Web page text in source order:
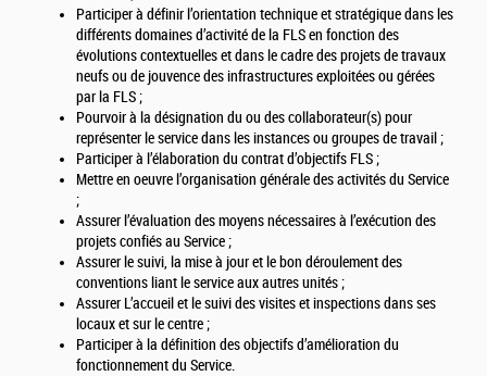
Participer à définir l’orientation technique et stratégique dans les
différents domaines d’activité de la FLS en fonction des
évolutions contextuelles et dans le cadre des projets de travaux
neufs ou de jouvence des infrastructures exploitées ou gérées
par la FLS ;
Pourvoir à la désignation du ou des collaborateur(s) pour
représenter le service dans les instances ou groupes de travail ;
Participer à l’élaboration du contrat d’objectifs FLS ;
Mettre en oeuvre l’organisation générale des activités du Service
;
Assurer l’évaluation des moyens nécessaires à l’exécution des
projets confiés au Service ;
Assurer le suivi, la mise à jour et le bon déroulement des
conventions liant le service aux autres unités ;
Assurer L’accueil et le suivi des visites et inspections dans ses
locaux et sur le centre ;
Participer à la définition des objectifs d’amélioration du
fonctionnement du Service.